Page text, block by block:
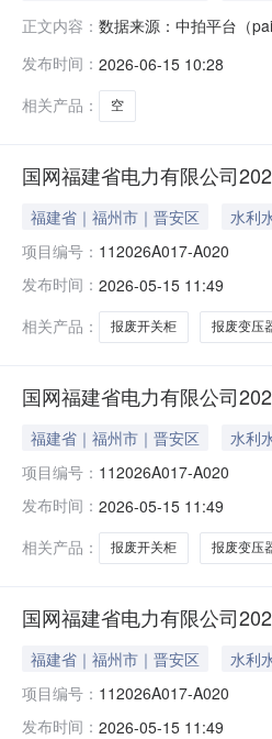
正文内容： 数据来源：中拍平台（
发布时间： 2026-06-15 10:28
相关产品：
空
国网福建省电力有限公司
福建省｜福州市｜晋安区 水利
项目编号： 112026A017-A020
发布时间： 2026-05-15 11:49
相关产品：
报废开关柜 报废变压
国网福建省电力有限公司
福建省｜福州市｜晋安区 水利
项目编号： 112026A017-A020
发布时间： 2026-05-15 11:49
相关产品：
报废开关柜 报废变压
国网福建省电力有限公司
福建省｜福州市｜晋安区 水利
项目编号： 112026A017-A020
发布时间： 2026-05-15 11:49